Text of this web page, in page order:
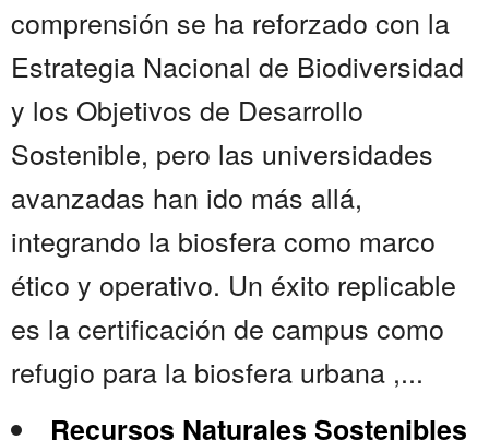
comprensión se ha reforzado con la
Estrategia Nacional de Biodiversidad
y los Objetivos de Desarrollo
Sostenible, pero las universidades
avanzadas han ido más allá,
integrando la biosfera como marco
ético y operativo. Un éxito replicable
es la certificación de campus como
refugio para la biosfera urbana ,...
Recursos Naturales Sostenibles